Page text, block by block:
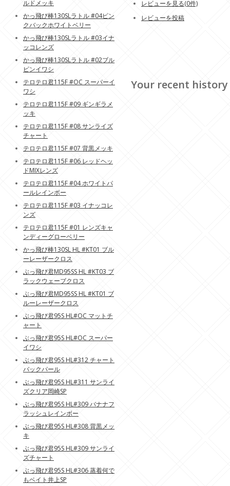
レビューを見る(0件)
レビューを投稿
Your recent history
ルドメッキ
かっ飛び棒130SLラトル #04ピン
クバックホワイトベリー
かっ飛び棒130SLラトル #03イナ
ッコレンズ
かっ飛び棒130SLラトル #02ブル
ピンイワシ
テロテロ君115F #OC スーパーイ
ワシ
テロテロ君115F #09 ギンギラメ
ッキ
テロテロ君115F #08 サンライズ
チャート
テロテロ君115F #07 背黒メッキ
テロテロ君115F #06 レッドヘッ
ドMIXレンズ
テロテロ君115F #04 ホワイトパ
ールレインボー
テロテロ君115F #03 イナッコレ
ンズ
テロテロ君115F #01 レンズキャ
ンディーグローベリー
かっ飛び棒130SL HL #KT01 ブル
ーレーザークロス
ぶっ飛び君MD95SS HL #KT03 ブ
ラックウェーブクロス
ぶっ飛び君MD95SS HL #KT01 ブ
ルーレーザークロス
ぶっ飛び君95S HL#OC マットチ
ャート
ぶっ飛び君95S HL#OC スーパー
イワシ
ぶっ飛び君95S HL#312 チャート
バックパール
ぶっ飛び君95S HL#311 サンライ
ズクリア岡崎SP
ぶっ飛び君95S HL#309 バナナフ
ラッシュレインボー
ぶっ飛び君95S HL#308 背黒メッ
キ
ぶっ飛び君95S HL#309 サンライ
ズチャート
ぶっ飛び君95S HL#306 蒸着何で
もベイト井上SP